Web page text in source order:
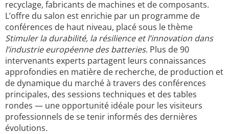
recyclage, fabricants de machines et de composants.
L’offre du salon est enrichie par un programme de
conférences de haut niveau, placé sous le thème
Stimuler la durabilité, la résilience et l’innovation dans
l’industrie européenne des batteries. Plus de 90
intervenants experts partagent leurs connaissances
approfondies en matière de recherche, de production et
de dynamique du marché à travers des conférences
principales, des sessions techniques et des tables
rondes — une opportunité idéale pour les visiteurs
professionnels de se tenir informés des dernières
évolutions.